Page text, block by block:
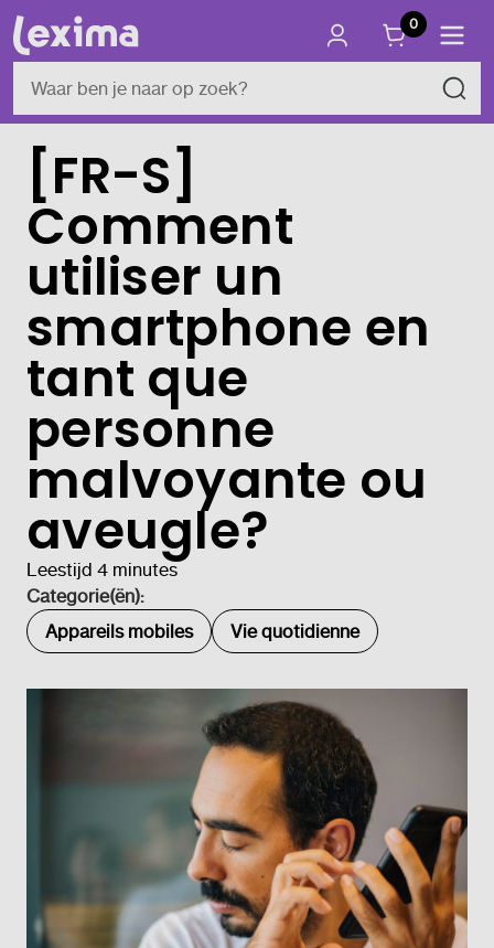
0
[FR-S]
Comment
utiliser un
smartphone en
tant que
personne
malvoyante ou
aveugle?
Leestijd 4 minutes
Categorie(ën):
Appareils mobiles
Vie quotidienne